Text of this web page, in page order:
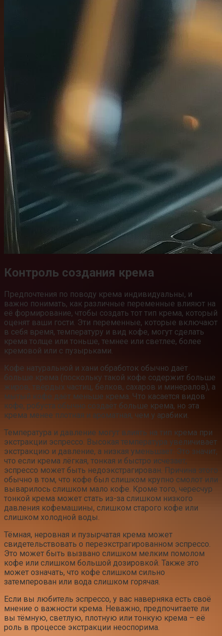
Контроль создания крема
Предпочтения по поводу крема индивидуальны, и
важно понимать, как различные переменные влияют на
её формирование, чтобы создать тот тип крема, который
оценят ваши гости. Эти переменные, которые включают
в себя время, температуру и вид кофе, могут сделать
крема толще или тоньше, темнее или светлее, более
кремовой или с пузырьками.
Кофе натуральной и хани обработок обычно даёт
больше крема (поскольку такой кофе содержит больше
жиров, твёрдых частиц, белков, сахаров и минералов), а
мытый кофе даёт меньше крема. Что касается видов
кофе, робуста обычно создаёт больше крема, но эта
крема менее плотная и ароматная, чем у арабики.
Температура и давление могут влиять на тип крема при
экстракции эспрессо. Высокая температура увеличивает
экстракцию и давление, а низкая уменьшает. Это значит,
что если крема лёгкая, тонкая и быстро исчезает,
эспрессо может быть недоэкстрагирован. Причина этого
обычно в том, что кофе был слишком крупно смолот или
выварилось слишком мало кофе. Кроме того, чересчур
тонкой крема может стать из-за слишком низкого
давления кофемашины, слишком старого кофе или
слишком холодной воды.
Тёмная, неровная и пузырчатая крема может
свидетельствовать о переэкстрагированном эспрессо.
Это может быть вызвано слишком мелким помолом
кофе или слишком большой дозировкой. Также это
может означать, что кофе слишком сильно
затемперован или вода слишком горячая.
Если вы любитель эспрессо, у вас наверняка есть своё
мнение о важности крема. Неважно, предпочитаете ли
вы тёмную, светлую, плотную или тонкую крема – её
роль в процессе экстракции неоспорима.